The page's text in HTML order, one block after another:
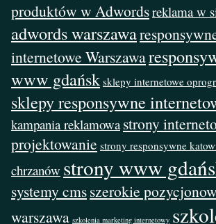
produktów w Adwordsreklama w
adwords warszawa
internetowe Warszawa
www gdańsk sklepy internetowe
sklepy responsywne
kampania reklamowa strony
projektowanie strony responsywne
chrzanów strony www
systemy cmsszerokie
warszawa szkolenia marketing internetowy